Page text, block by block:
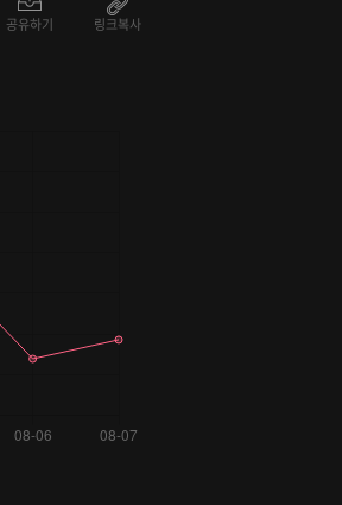
공유하기 링크복사